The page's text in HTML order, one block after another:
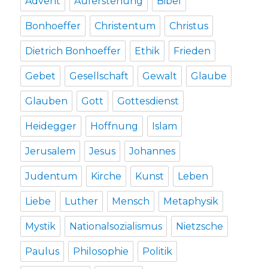
Bonhoeffer Christentum Christus
Dietrich Bonhoeffer Ethik Frieden
Gebet Gesellschaft Gewalt Glaube
Glauben Gott Gottesdienst
Heidegger Hoffnung Islam
Jerusalem Jesus Johannes
Judentum Kirche Kunst Leben
Liebe Luther Mensch Metaphysik
Mystik Nationalsozialismus Nietzsche
Paulus Philosophie Politik